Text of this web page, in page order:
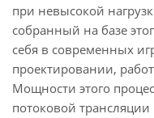
при невысокой
собранный на базе
себя в современных
проектировании,
Мощности этого
потоковой